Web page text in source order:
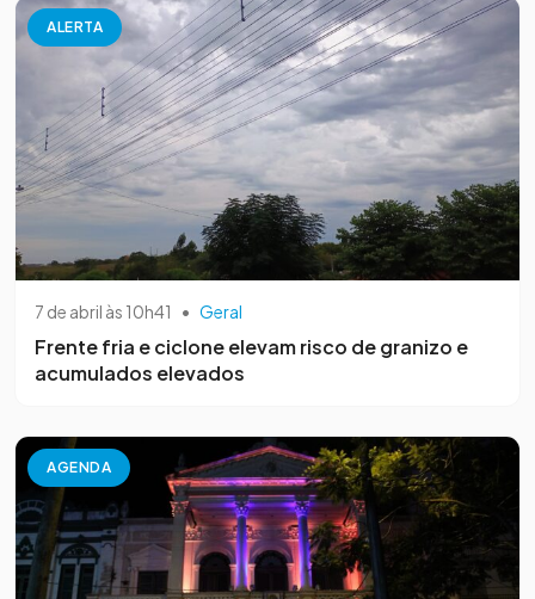
ALERTA
7 de abril às 10h41 • Geral
Frente fria e ciclone elevam risco de granizo e
acumulados elevados
AGENDA